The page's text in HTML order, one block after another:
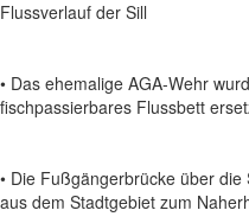
Flussverlauf der Sill
• Das ehemalige AGA-Wehr
fischpassierbares Flussbett
• Die Fußgängerbrücke über
aus dem Stadtgebiet zum